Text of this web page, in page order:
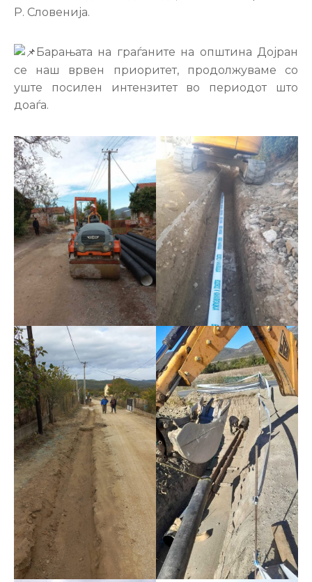
Р. Словенија.
Барањата на граѓаните на општина Дојран
се наш врвен приоритет, продолжуваме со
уште посилен интензитет во периодот што
доаѓа.